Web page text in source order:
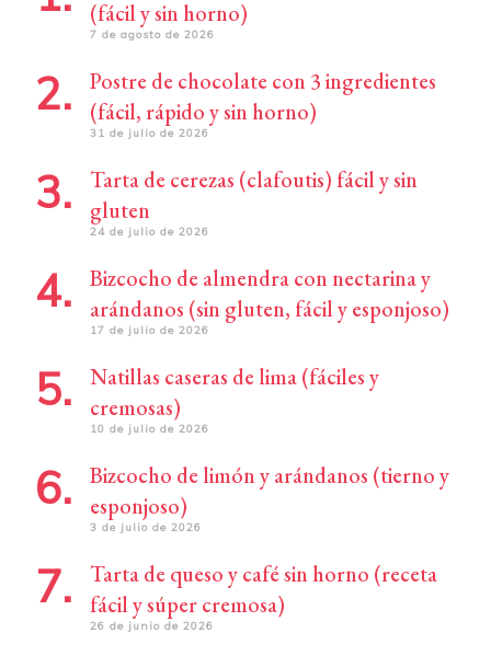
(fácil y sin horno)
7 de agosto de 2026
Postre de chocolate con 3 ingredientes
(fácil, rápido y sin horno)
31 de julio de 2026
Tarta de cerezas (clafoutis) fácil y sin
gluten
24 de julio de 2026
Bizcocho de almendra con nectarina y
arándanos (sin gluten, fácil y esponjoso)
17 de julio de 2026
Natillas caseras de lima (fáciles y
cremosas)
10 de julio de 2026
Bizcocho de limón y arándanos (tierno y
esponjoso)
3 de julio de 2026
Tarta de queso y café sin horno (receta
fácil y súper cremosa)
26 de junio de 2026